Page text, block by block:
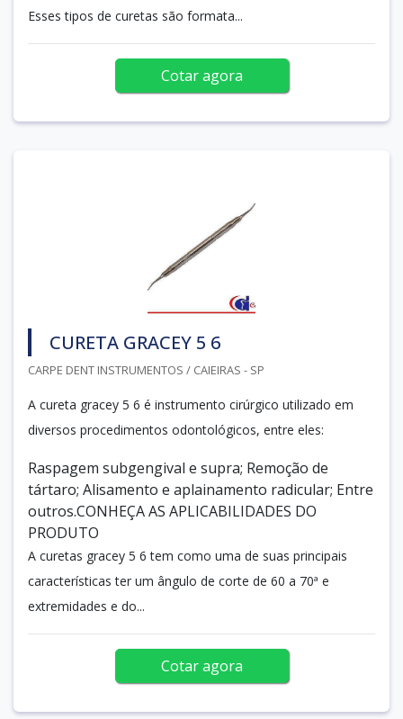
Esses tipos de curetas são formata...
Cotar agora
CURETA GRACEY 5 6
CARPE DENT INSTRUMENTOS / CAIEIRAS - SP
A cureta gracey 5 6 é instrumento cirúrgico utilizado em
diversos procedimentos odontológicos, entre eles:
Raspagem subgengival e supra; Remoção de
tártaro; Alisamento e aplainamento radicular; Entre
outros.CONHEÇA AS APLICABILIDADES DO
PRODUTO
A curetas gracey 5 6 tem como uma de suas principais
características ter um ângulo de corte de 60 a 70ª e
extremidades e do...
Cotar agora